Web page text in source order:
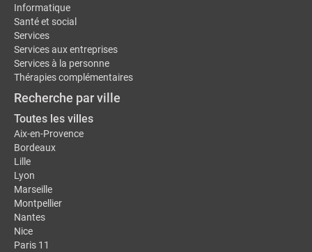
Informatique
Santé et social
Services
Services aux entreprises
Services à la personne
Thérapies complémentaires
Recherche par ville
Toutes les villes
Aix-en-Provence
Bordeaux
Lille
Lyon
Marseille
Montpellier
Nantes
Nice
Paris 11